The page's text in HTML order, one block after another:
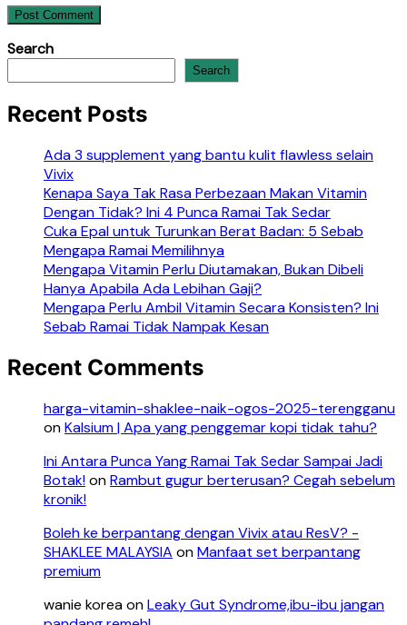
Search
Search
Recent Posts
Ada 3 supplement yang bantu kulit flawless selain
Vivix
Kenapa Saya Tak Rasa Perbezaan Makan Vitamin
Dengan Tidak? Ini 4 Punca Ramai Tak Sedar
Cuka Epal untuk Turunkan Berat Badan: 5 Sebab
Mengapa Ramai Memilihnya
Mengapa Vitamin Perlu Diutamakan, Bukan Dibeli
Hanya Apabila Ada Lebihan Gaji?
Mengapa Perlu Ambil Vitamin Secara Konsisten? Ini
Sebab Ramai Tidak Nampak Kesan
Recent Comments
harga-vitamin-shaklee-naik-ogos-2025-terengganu
onKalsium | Apa yang penggemar kopi tidak tahu?
Ini Antara Punca Yang Ramai Tak Sedar Sampai Jadi
Botak!onRambut gugur berterusan? Cegah sebelum
kronik!
Boleh ke berpantang dengan Vivix atau ResV? -
SHAKLEE MALAYSIA onManfaat set berpantang
premium
wanie koreaonLeaky Gut Syndrome,ibu-ibu jangan